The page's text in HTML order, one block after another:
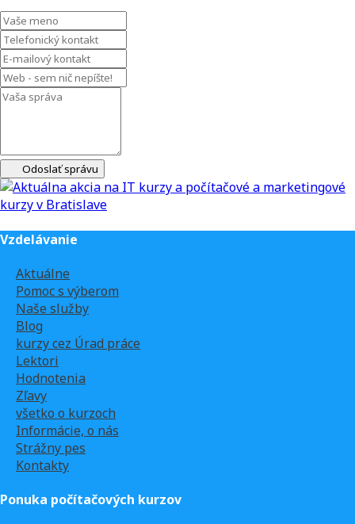
Odoslať správu
Vzdelávanie
Aktuálne
Pomoc s výberom
Naše služby
Blog
kurzy cez Úrad práce
Lektori
Hodnotenia
Zľavy
všetko o kurzoch
Informácie, o nás
Strážny pes
Kontakty
Ponuka počítačových kurzov